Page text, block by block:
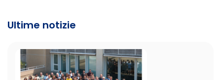
Ultime notizie